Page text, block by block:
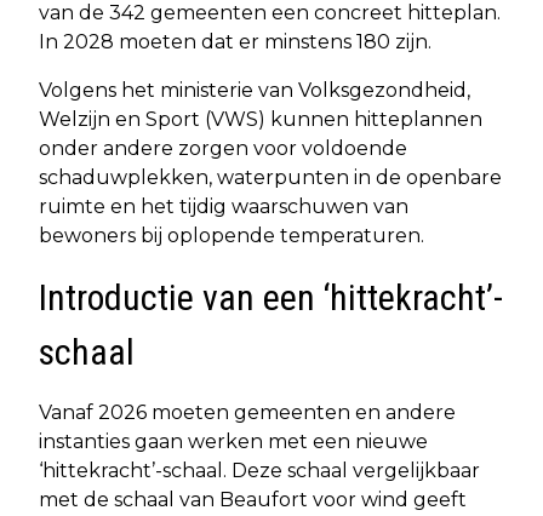
van de 342 gemeenten een concreet hitteplan.
In 2028 moeten dat er minstens 180 zijn.
Volgens het ministerie van Volksgezondheid,
Welzijn en Sport (VWS) kunnen hitteplannen
onder andere zorgen voor voldoende
schaduwplekken, waterpunten in de openbare
ruimte en het tijdig waarschuwen van
bewoners bij oplopende temperaturen.
Introductie van een ‘hittekracht’-
schaal
Vanaf 2026 moeten gemeenten en andere
instanties gaan werken met een nieuwe
‘hittekracht’-schaal. Deze schaal vergelijkbaar
met de schaal van Beaufort voor wind geeft